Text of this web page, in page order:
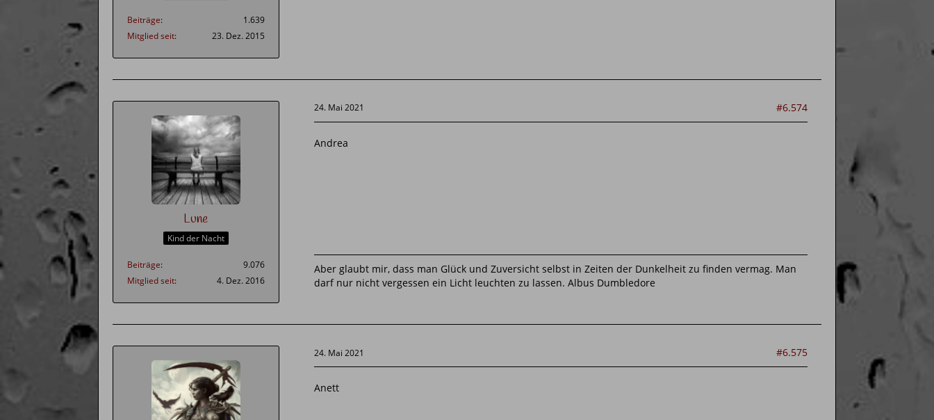
Beiträge
1.639
Mitglied seit
23. Dez. 2015
Lune
Kind der Nacht
Beiträge
9.076
Mitglied seit
4. Dez. 2016
24. Mai 2021 #6.574
Andrea
Aber glaubt mir, dass man Glück und Zuversicht selbst in Zeiten der Dunkelheit zu finden vermag. Man
darf nur nicht vergessen ein Licht leuchten zu lassen. Albus Dumbledore
24. Mai 2021 #6.575
Anett